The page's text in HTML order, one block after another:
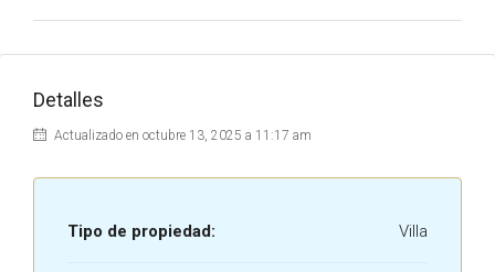
Detalles
Actualizado en octubre 13, 2025 a 11:17 am
Tipo de propiedad: Villa